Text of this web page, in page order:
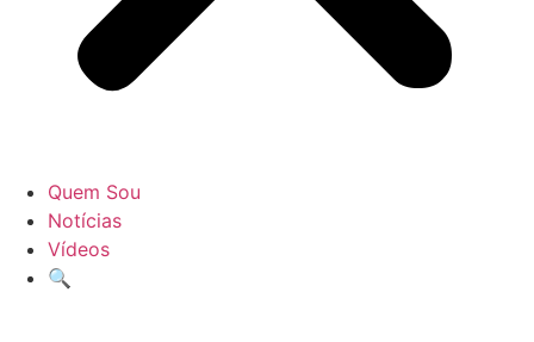
Quem Sou
Notícias
Vídeos
🔍